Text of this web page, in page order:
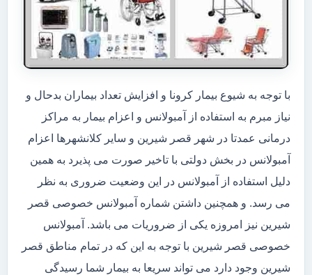
با توجه به شیوع بیمار کرونا و افزایش تعداد بیماران بدحال و
نیاز مبرم به استفاده از آمبولانس و اعزام بیمار به مراکز
درمانی عمدتا در شهر قصر شیرین و سایر کلانشهرها اعزام
آمبولانس در بخش دولتی با تاخیر صورت می پذیرد به همین
دلیل استفاده از آمبولانس در این وضعیت ضروری به نظر
می رسد. و همچنین داشتن شماره آمبولانس خصوصی قصر
شیرین نیز امروزه یکی از ضروریات می باشد. آمبولانس
خصوصی قصر شیرین با توجه به این که در تمام مناطق قصر
شیرین وجود دارد می تواند سریعا به بیمار شما رسیدگی